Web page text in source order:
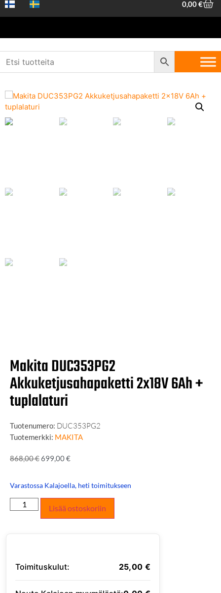
0,00€
Etusivu Piha ja metsä Akkuketjusahat
DUC353PG2 Akkuketjusahapaketti 2x18V 6Ah + tuplalaturi
Makita DUC353PG2
Akkuketjusahapaketti 2x18V 6Ah +
tuplalaturi
Tuotenumero: DUC353PG2
Tuotemerkki: MAKITA
868,00€699,00€
Varastossa Kalajoella, heti toimitukseen
Lisää ostoskoriin
Toimituskulut: 25,00 €